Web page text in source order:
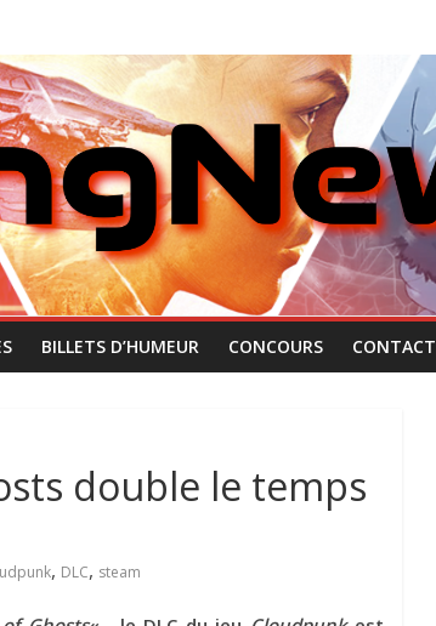
BILLETS D’HUMEUR CONCOURS CONTACT
double le temps
, DLC, steam